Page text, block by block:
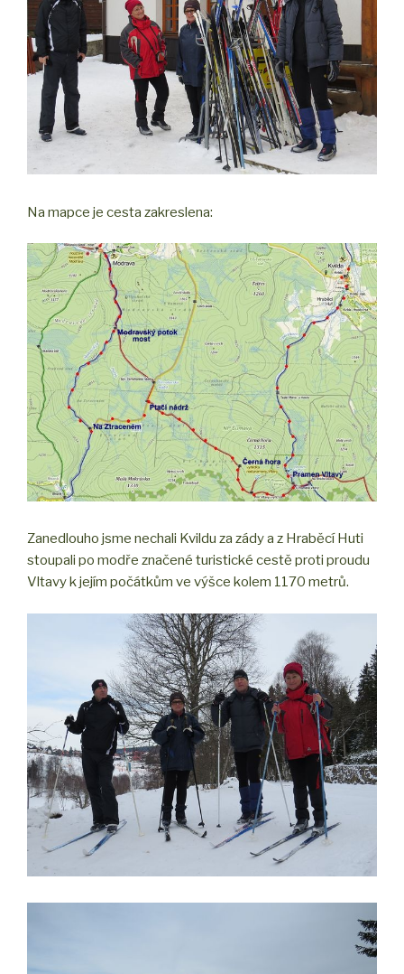
Na mapce je cesta zakreslena:
Zanedlouho jsme nechali Kvildu za zády a z Hraběcí Huti
stoupali po modře značené turistické cestě proti proudu
Vltavy k jejím počátkům ve výšce kolem 1170 metrů.